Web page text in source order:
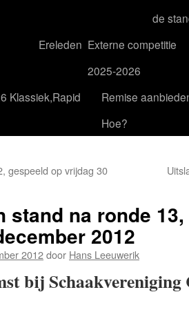
de
Ereleden Externe competitie
2025-2026
Klassiek,Rapid
Remise
Hoe?
gespeeld op vrijdag 30
stand na ronde
2012
2012door Hans Leeuwerik
bij